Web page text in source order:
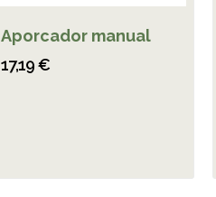
Aporcador manual
17,19 €